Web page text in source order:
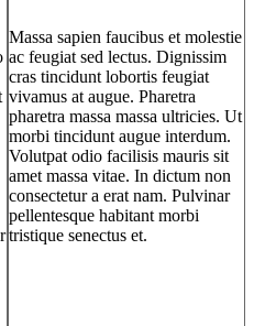
Massa sapien faucibus et molestie
ac feugiat sed lectus. Dignissim
cras tincidunt lobortis feugiat
vivamus at augue. Pharetra
pharetra massa massa ultricies. Ut
morbi tincidunt augue interdum.
Volutpat odio facilisis mauris sit
amet massa vitae. In dictum non
consectetur a erat nam. Pulvinar
pellentesque habitant morbi
tristique senectus et.